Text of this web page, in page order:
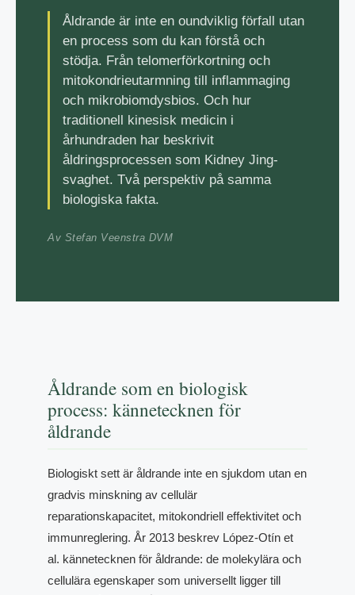
Åldrande är inte en oundviklig förfall utan
en process som du kan förstå och
stödja. Från telomerförkortning och
mitokondrieutarmning till inflammaging
och mikrobiomdysbios. Och hur
traditionell kinesisk medicin i
århundraden har beskrivit
åldringsprocessen som Kidney Jing-
svaghet. Två perspektiv på samma
biologiska fakta.
Av Stefan Veenstra DVM
Åldrande som en biologisk
process: kännetecknen för
åldrande
Biologiskt sett är åldrande inte en sjukdom utan en
gradvis minskning av cellulär
reparationskapacitet, mitokondriell effektivitet och
immunreglering. År 2013 beskrev López-Otín et
al. kännetecknen för åldrande: de molekylära och
cellulära egenskaper som universellt ligger till